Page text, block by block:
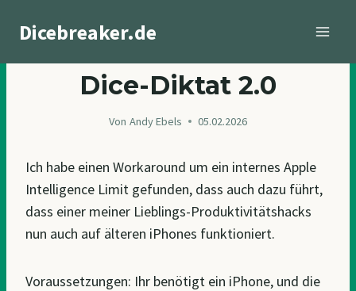
InhaltDicebreaker.de
Dice-Diktat 2.0
Von Andy Ebels 05.02.2026
Ich habe einen Workaround um ein internes Apple
Intelligence Limit gefunden, dass auch dazu führt,
dass einer meiner Lieblings-Produktivitätshacks
nun auch auf älteren iPhones funktioniert.
Voraussetzungen: Ihr benötigt ein iPhone, und die